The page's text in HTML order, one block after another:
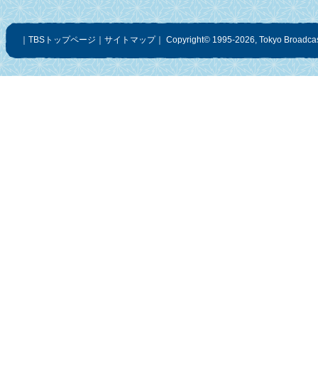
｜ TBSトップページ ｜ サイトマップ｜ Copyright© 1995-2026, Tokyo